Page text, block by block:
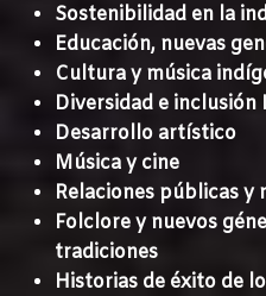
Sostenibilidad en la
Educación, nuevas
Cultura y música
Diversidad e inclusión
Desarrollo artístico
Música y cine
Relaciones públicas y
Folclore y nuevos
tradiciones
Historias de éxito de